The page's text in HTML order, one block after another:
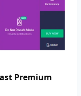
Premium